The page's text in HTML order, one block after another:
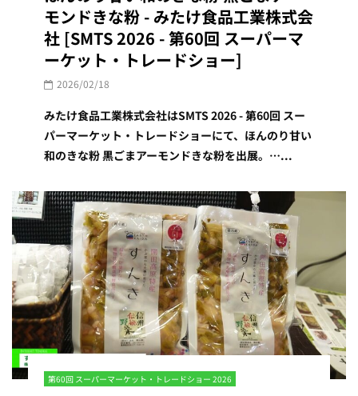
モンドきな粉 - みたけ食品工業株式会
社 [SMTS 2026 - 第60回 スーパーマ
ーケット・トレードショー]
2026/02/18
みたけ食品工業株式会社はSMTS 2026 - 第60回 スー
パーマーケット・トレードショーにて、ほんのり甘い
和のきな粉 黒ごまアーモンドきな粉を出展。…...
第60回 スーパーマーケット・トレードショー 2026